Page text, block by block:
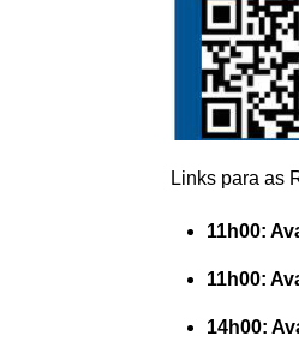
Links para as
11h00:
11h00:
14h00: